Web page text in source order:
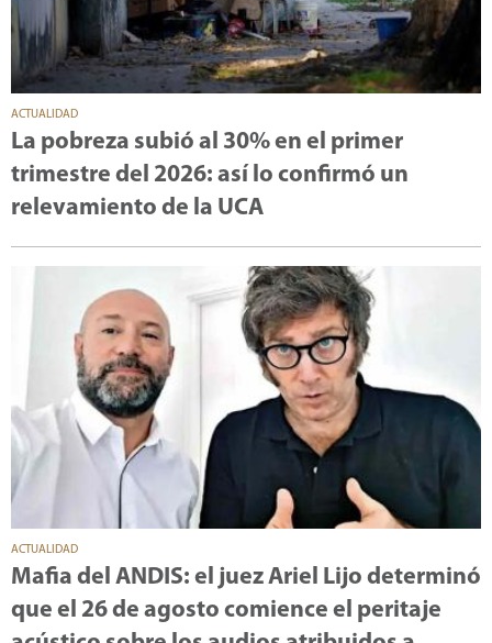
ACTUALIDAD
La pobreza subió al 30% en el primer
trimestre del 2026: así lo confirmó un
relevamiento de la UCA
ACTUALIDAD
Mafia del ANDIS: el juez Ariel Lijo determinó
que el 26 de agosto comience el peritaje